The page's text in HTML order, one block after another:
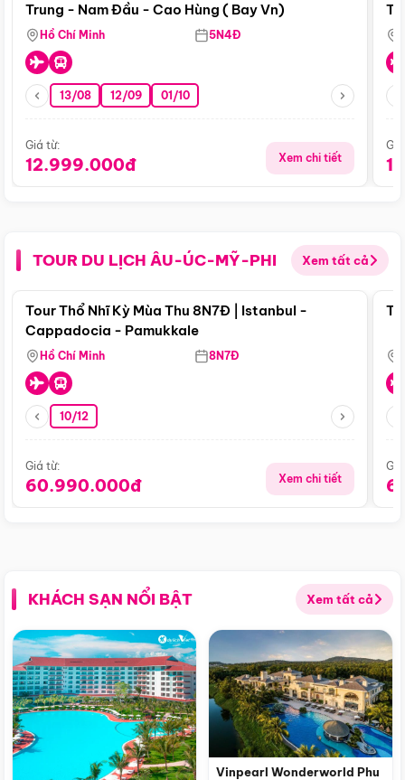
Trung - Nam Đầu - Cao Hùng ( Bay Vn)
Hồ Chí Minh 5N4Đ
13/08 12/09 01/10
Giá từ:
12.999.000đ Xem chi tiết
TOUR DU LỊCH ÂU-ÚC-MỸ-PHI Xem tất cả
Điểm nổi bật
Tour Thổ Nhĩ Kỳ Mùa Thu 8N7Đ | Istanbul -
Cappadocia - Pamukkale
Hồ Chí Minh 8N7Đ
10/12
Giá từ:
60.990.000đ Xem chi tiết
KHÁCH SẠN NỔI BẬT Xem tất cả
Vinpearl Wonderworld Phu